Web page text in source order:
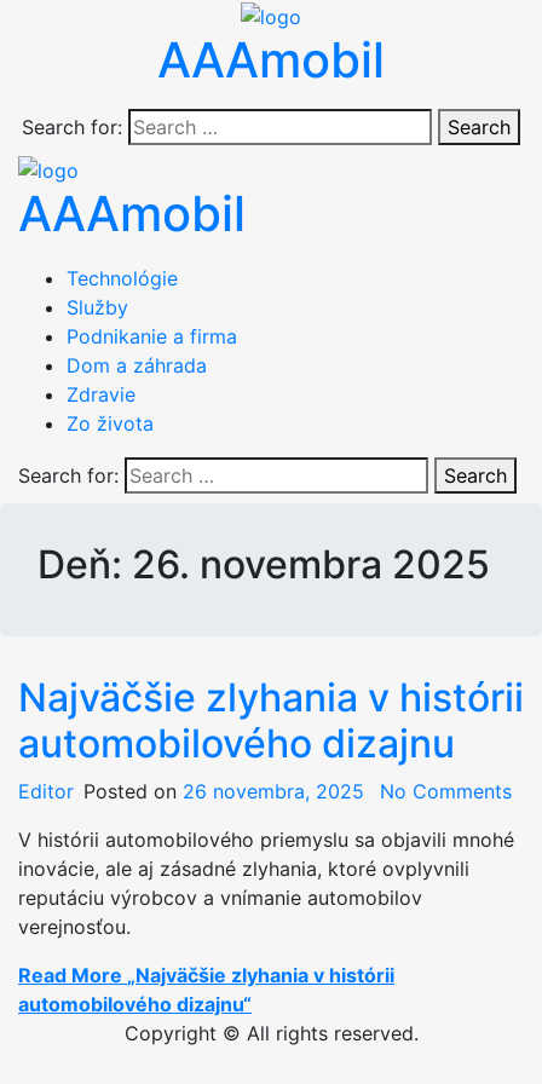
AAAmobil
Search for: Search
AAAmobil
Technológie
Služby
Podnikanie a firma
Dom a záhrada
Zdravie
Zo života
Search for: Search
Deň: 26. novembra 2025
Najväčšie zlyhania v histórii
automobilového dizajnu
Editor Posted on 26 novembra, 2025
No Comments
V histórii automobilového priemyslu sa objavili mnohé
inovácie, ale aj zásadné zlyhania, ktoré ovplyvnili
reputáciu výrobcov a vnímanie automobilov
verejnosťou.
Read More „Najväčšie zlyhania v histórii
automobilového dizajnu“
Copyright © All rights reserved.